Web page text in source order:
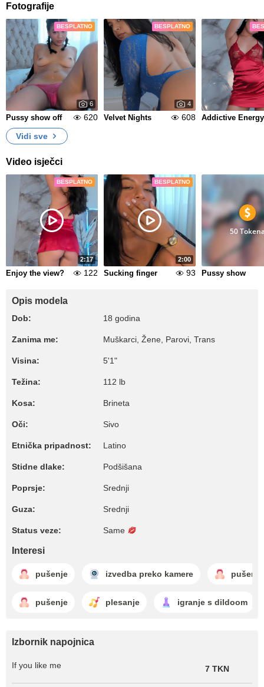
Fotografije
BESPLATNO
6
Pussy show off 620
BESPLATNO
4
Velvet Nights 608 Addictive Energy
Vidi sve
Video isječci
BESPLATNO
2:17
Enjoy the view? 122
BESPLATNO
2:00
Sucking finger 93
50
Pussy show
Opis modela
Dob: 18 godina
Zanima me: Muškarci, Žene, Parovi, Trans
Visina: 5'1"
Težina: 112 lb
Kosa: Brineta
Oči: Sivo
Etnička pripadnost: Latino
Stidne dlake: Podšišana
Poprsje: Srednji
Guza: Srednji
Status veze: Same
Interesi
pušenje izvedba preko kamere
pušenje plesanje igranje s dildoom
Izbornik napojnica
If you like me 7 TKN